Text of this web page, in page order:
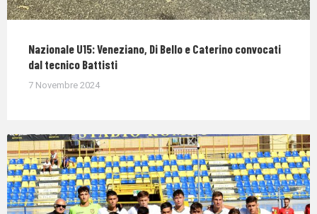
Nazionale U15: Veneziano, Di Bello e Caterino convocati
dal tecnico Battisti
7 Novembre 2024